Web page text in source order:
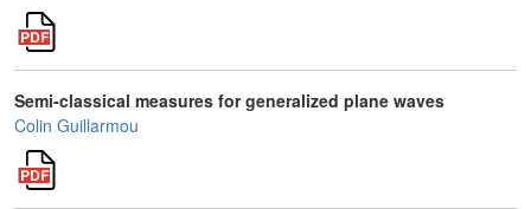
Semi-classical measures for generalized plane waves
Colin Guillarmou